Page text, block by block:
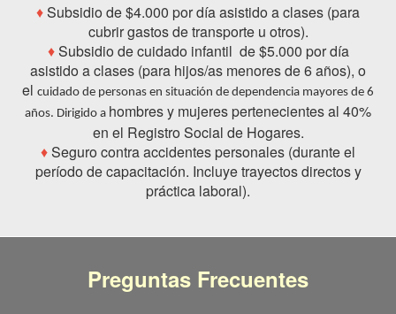
♦Subsidio de $4.000 por día asistido a clases (para
cubrir gastos de transporte u otros).
♦Subsidio de cuidado infantil de $5.000 por día
asistido a clases (para hijos/as menores de 6 años), o
el cuidado de personas en situación de dependencia mayores de 6
años. Dirigido a hombres y mujeres pertenecientes al 40%
en el Registro Social de Hogares.
♦Seguro contra accidentes personales (durante el
período de capacitación. Incluye trayectos directos y
práctica laboral).
Preguntas Frecuentes